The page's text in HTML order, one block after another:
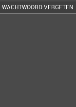
WACHTWOORD VERGETEN